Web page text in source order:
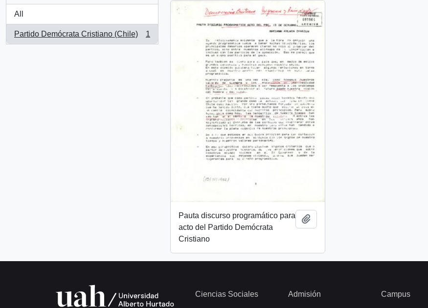
All
Partido Demócrata Cristiano (Chile)
, 1 results
1
Pauta discurso programático para
acto del Partido Demócrata
Cristiano
Ciencias Sociales Admisión Campus